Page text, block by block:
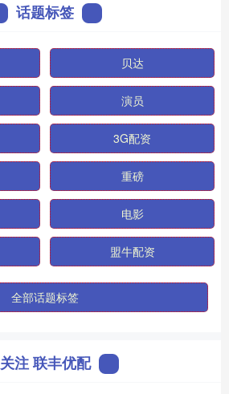
话题标签
贝达
演员
3G配资
重磅
电影
盟牛配资
全部话题标签
关注 联丰优配